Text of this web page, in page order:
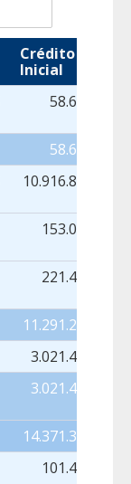
Crédito
Inicial
58.665,00
58.665,00
10.916.851,00
153.003,00
221.415,00
11.291.269,00
3.021.409,00
3.021.409,00
14.371.343,00
101.437,00